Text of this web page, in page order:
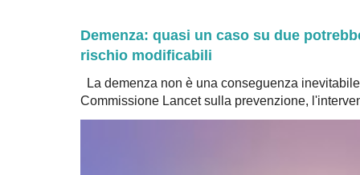
Demenza: quasi un caso su due
rischio modificabili
La demenza non è una conseguenza
Commissione Lancet sulla prevenzione,